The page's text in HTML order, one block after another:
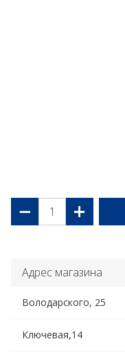
− +
Адрес магазина
Володарского, 25
Ключевая,14